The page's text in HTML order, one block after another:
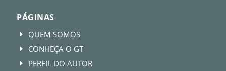
PÁGINAS
E QUEM SOMOS
E CONHEÇA O GT
E PERFIL DO AUTOR